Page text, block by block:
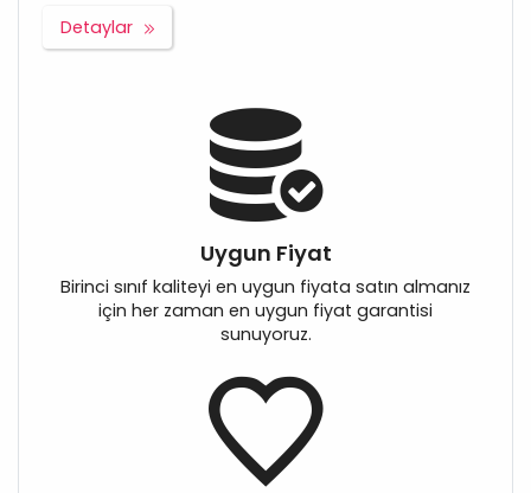
Detaylar
Uygun Fiyat
Birinci sınıf kaliteyi en uygun fiyata satın almanız
için her zaman en uygun fiyat garantisi
sunuyoruz.